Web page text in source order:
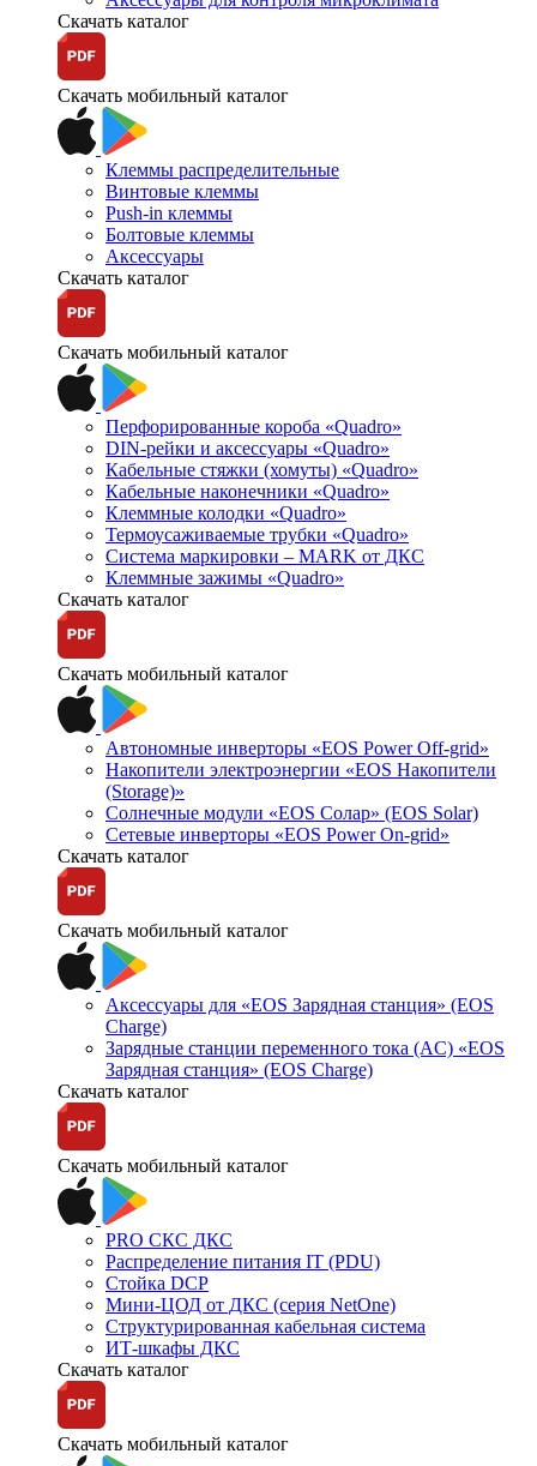
Скачать каталог
Скачать мобильный каталог
Клеммы распределительные
Винтовые клеммы
Push-in клеммы
Болтовые клеммы
Аксессуары
Скачать каталог
Скачать мобильный каталог
Перфорированные короба «Quadro»
DIN-рейки и аксессуары «Quadro»
Кабельные стяжки (хомуты) «Quadro»
Кабельные наконечники «Quadro»
Клеммные колодки «Quadro»
Термоусаживаемые трубки «Quadro»
Система маркировки – MARK от ДКС
Клеммные зажимы «Quadro»
Скачать каталог
Скачать мобильный каталог
Автономные инверторы «EOS Power Off-grid»
Накопители электроэнергии «EOS Накопители
(Storage)»
Солнечные модули «EOS Солар» (EOS Solar)
Сетевые инверторы «EOS Power On-grid»
Скачать каталог
Скачать мобильный каталог
Аксессуары для «EOS Зарядная станция» (EOS
Charge)
Зарядные станции переменного тока (AC) «EOS
Зарядная станция» (EOS Charge)
Скачать каталог
Скачать мобильный каталог
PRO СКС ДКС
Распределение питания IT (PDU)
Стойка DCP
Мини-ЦОД от ДКС (серия NetOne)
Структурированная кабельная система
ИТ-шкафы ДКС
Скачать каталог
Скачать мобильный каталог